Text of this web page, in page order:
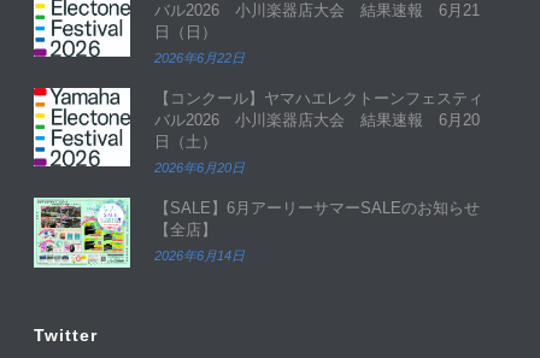
バル2026 小川楽器店大会 結果速報 6月21
日（日）
2026年6月22日
【コンクール】ヤマハエレクトーンフェスティ
バル2026 小川楽器店大会 結果速報 6月20
日（土）
2026年6月20日
【SALE】6月アーリーサマーSALEのお知らせ
【全店】
2026年6月14日
Twitter